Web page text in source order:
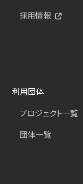
採用情報
利用団体
プロジェクト一覧
団体一覧